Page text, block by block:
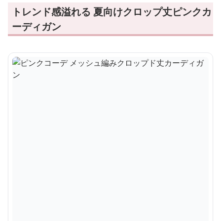
トレンド感溢れる 夏向けクロップ丈ピンクカ
ーディガン